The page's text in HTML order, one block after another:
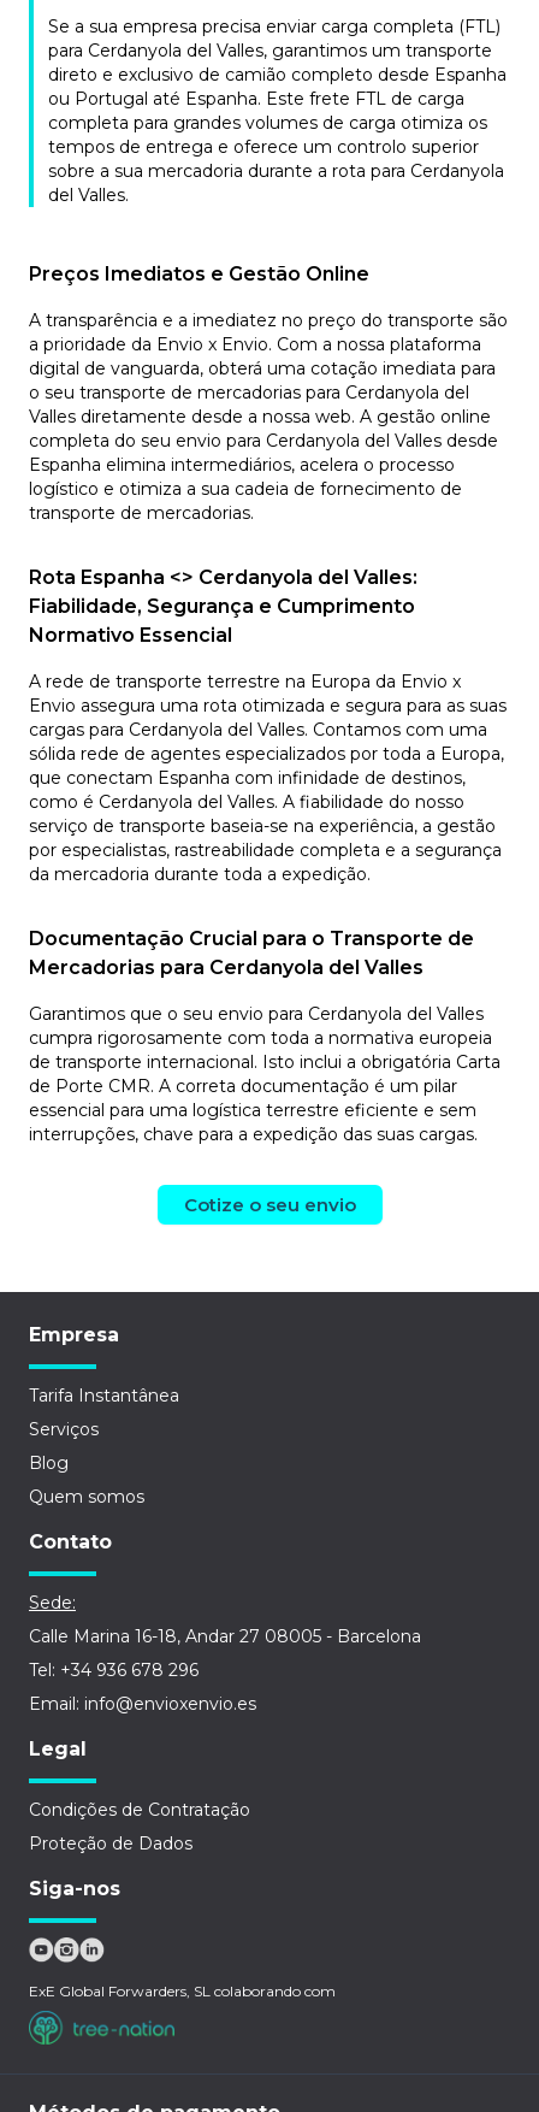
Se a sua empresa precisa enviar carga completa (FTL)
para Cerdanyola del Valles, garantimos um transporte
direto e exclusivo de camião completo desde Espanha
ou Portugal até Espanha. Este frete FTL de carga
completa para grandes volumes de carga otimiza os
tempos de entrega e oferece um controlo superior
sobre a sua mercadoria durante a rota para Cerdanyola
del Valles.
Preços Imediatos e Gestão Online
A transparência e a imediatez no preço do transporte são
a prioridade da Envio x Envio. Com a nossa plataforma
digital de vanguarda, obterá uma cotação imediata para
o seu transporte de mercadorias para Cerdanyola del
Valles diretamente desde a nossa web. A gestão online
completa do seu envio para Cerdanyola del Valles desde
Espanha elimina intermediários, acelera o processo
logístico e otimiza a sua cadeia de fornecimento de
transporte de mercadorias.
Rota Espanha <> Cerdanyola del Valles:
Fiabilidade, Segurança e Cumprimento
Normativo Essencial
A rede de transporte terrestre na Europa da Envio x
Envio assegura uma rota otimizada e segura para as suas
cargas para Cerdanyola del Valles. Contamos com uma
sólida rede de agentes especializados por toda a Europa,
que conectam Espanha com infinidade de destinos,
como é Cerdanyola del Valles. A fiabilidade do nosso
serviço de transporte baseia-se na experiência, a gestão
por especialistas, rastreabilidade completa e a segurança
da mercadoria durante toda a expedição.
Documentação Crucial para o Transporte de
Mercadorias para Cerdanyola del Valles
Garantimos que o seu envio para Cerdanyola del Valles
cumpra rigorosamente com toda a normativa europeia
de transporte internacional. Isto inclui a obrigatória Carta
de Porte CMR. A correta documentação é um pilar
essencial para uma logística terrestre eficiente e sem
interrupções, chave para a expedição das suas cargas.
Cotize o seu envio
Empresa
Tarifa Instantânea
Serviços
Blog
Quem somos
Contato
Sede:
Calle Marina 16-18, Andar 27 08005 - Barcelona
Tel: +34 936 678 296
Email: info@envioxenvio.es
Legal
Condições de Contratação
Proteção de Dados
Siga-nos
ExE Global Forwarders, SL colaborando com